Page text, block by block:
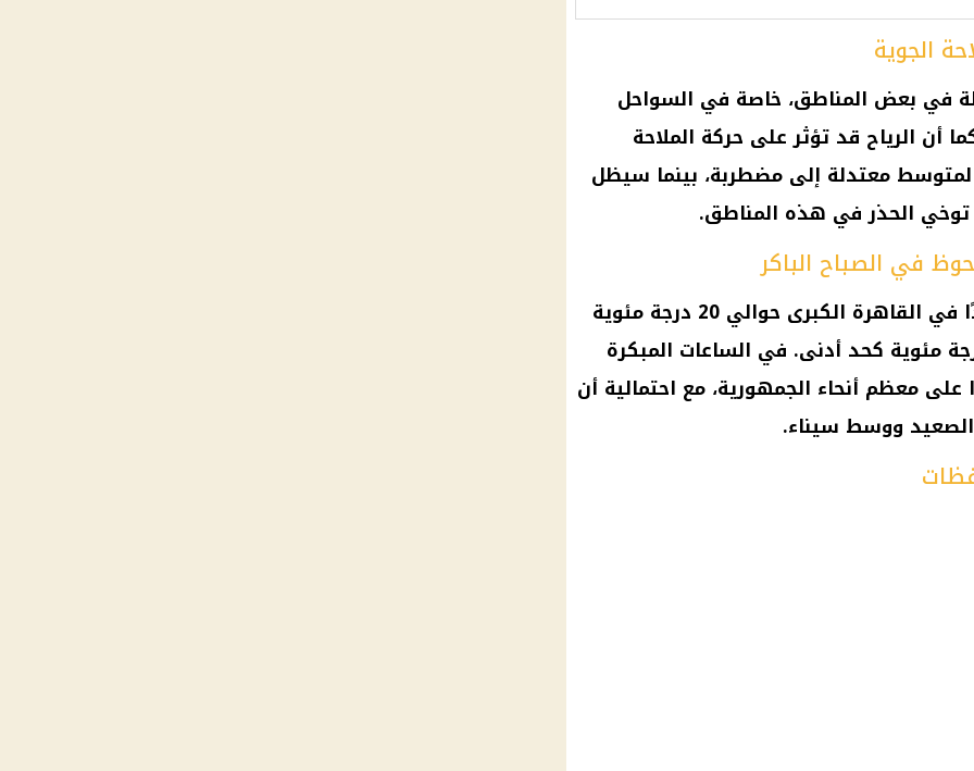
الجوية
في بعض المناطق، خاصة في السواحل
أن الرياح قد تؤثر على حركة الملاحة
معتدلة إلى مضطربة، بينما سيظل
توخي الحذر في هذه المناطق.
في الصباح الباكر
يتوقع أن تكون درجات الحرارة غدًا في القاهرة الكبرى حوالي 20 درجة مئوية
بينما تصل إلى 12 درجة مئوية كحد أدنى. في الساعات المبكرة
معظم أنحاء الجمهورية، مع احتمالية أن
ووسط سيناء.